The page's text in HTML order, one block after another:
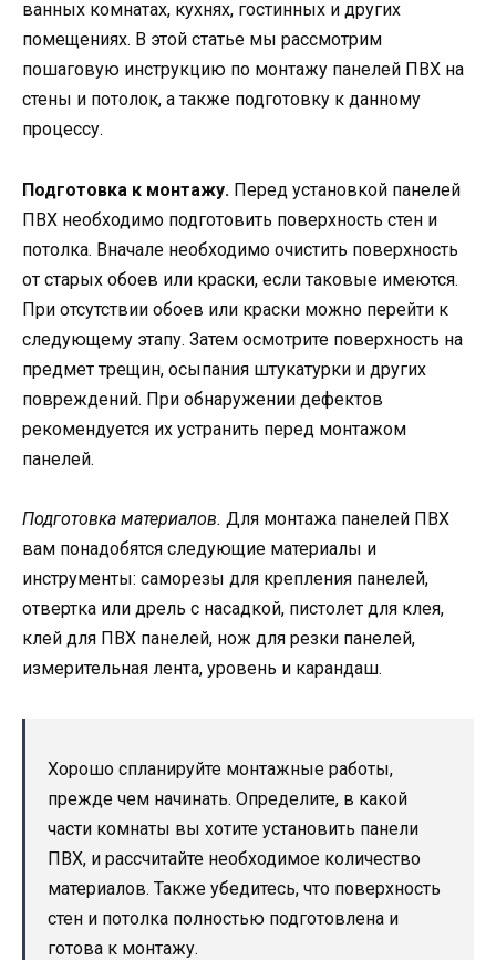
ванных комнатах, кухнях, гостинных и других
помещениях. В этой статье мы рассмотрим
пошаговую инструкцию по монтажу панелей ПВХ на
стены и потолок, а также подготовку к данному
процессу.
Подготовка к монтажу. Перед установкой панелей
ПВХ необходимо подготовить поверхность стен и
потолка. Вначале необходимо очистить поверхность
от старых обоев или краски, если таковые имеются.
При отсутствии обоев или краски можно перейти к
следующему этапу. Затем осмотрите поверхность на
предмет трещин, осыпания штукатурки и других
повреждений. При обнаружении дефектов
рекомендуется их устранить перед монтажом
панелей.
Подготовка материалов. Для монтажа панелей ПВХ
вам понадобятся следующие материалы и
инструменты: саморезы для крепления панелей,
отвертка или дрель с насадкой, пистолет для клея,
клей для ПВХ панелей, нож для резки панелей,
измерительная лента, уровень и карандаш.
Хорошо спланируйте монтажные работы,
прежде чем начинать. Определите, в какой
части комнаты вы хотите установить панели
ПВХ, и рассчитайте необходимое количество
материалов. Также убедитесь, что поверхность
стен и потолка полностью подготовлена и
готова к монтажу.